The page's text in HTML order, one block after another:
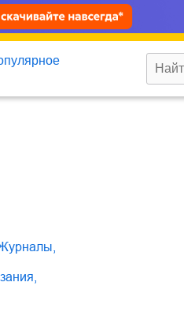
журналы